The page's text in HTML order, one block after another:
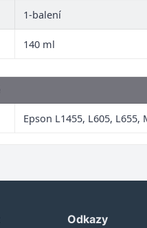
1-balení
140 ml
Epson L1455, L605, L655,
Odkazy